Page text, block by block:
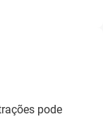
pode